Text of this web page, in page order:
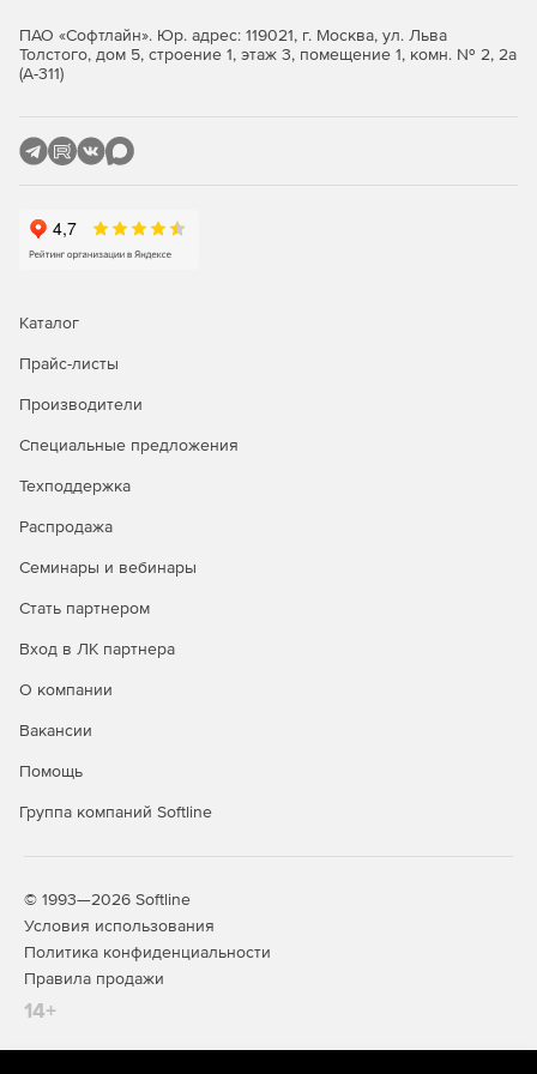
КОМПАС-3D позволяет осуществлять экспорт и импорт (с
возможностью последующего редактирования) данных
вставку компонентов из наиболее широкоиспользуемых
Благодаря работе с полигональными объектами (через
задачи реверс- инжиниринга.
Работа в 2D
инженеров, конструкторов.
проектирование для элементов: стена,
окно, дверь, перекрытие, колонна,
лестница. Позволяет оформлять и
ПАО «Софтлайн». Юр. адрес: 119021, г. Москва, ул. Льва
Толстого, дом 5, строение 1, этаж 3, помещение 1, комн. № 2, 2а
(А-311)
Каталог
Прайс-листы
Производители
Специальные предложения
Техподдержка
Распродажа
Семинары и вебинары
Стать партнером
Вход в ЛК партнера
О компании
Вакансии
Помощь
Группа компаний Softline
© 1993—2026 Softline
Условия использования
Политика конфиденциальности
Правила продажи
14+